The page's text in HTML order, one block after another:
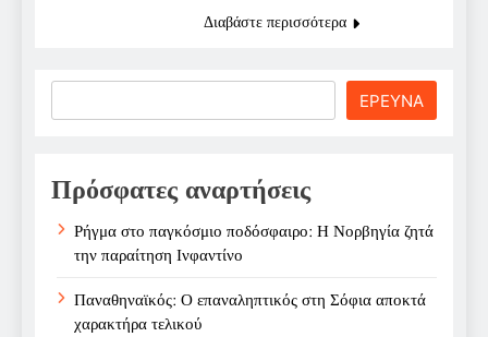
Διαβάστε περισσότερα
ΕΡΕΥΝΑ
Πρόσφατες αναρτήσεις
Ρήγμα στο παγκόσμιο ποδόσφαιρο: Η Νορβηγία ζητά
την παραίτηση Ινφαντίνο
Παναθηναϊκός: Ο επαναληπτικός στη Σόφια αποκτά
χαρακτήρα τελικού